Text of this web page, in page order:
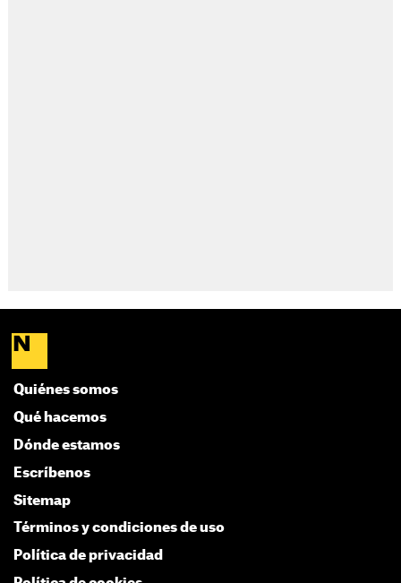
Quiénes somos
Qué hacemos
Dónde estamos
Escríbenos
Sitemap
Términos y condiciones de uso
Política de privacidad